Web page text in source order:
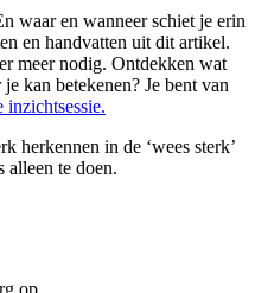
waar en wanneer schiet je erin
en handvatten uit dit artikel.
meer nodig. Ontdekken wat
kan betekenen? Je bent van
herkennen in de ‘wees sterk’
alleen te doen.
op